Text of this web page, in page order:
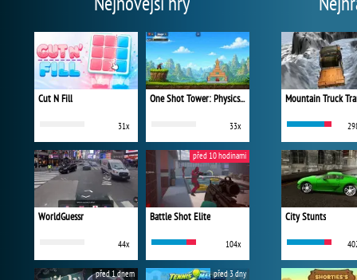
Cut N Fill
31x
One Shot Tower: Physics Destroyer
33x
WorldGuessr
44x
Battle Shot Elite
104x
před 10 hodinami
před 1 dnem před 3 dny
Mountain Truck
City Stunts